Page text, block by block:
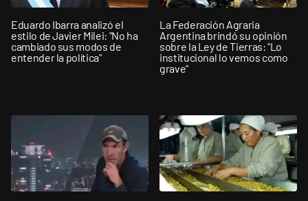
Eduardo Ibarra analizó el
estilo de Javier Milei: "No ha
cambiado sus modos de
entender la política"
La Federación Agraria
Argentina brindó su opinión
sobre la Ley de Tierras: "Lo
institucional lo vemos como
grave"